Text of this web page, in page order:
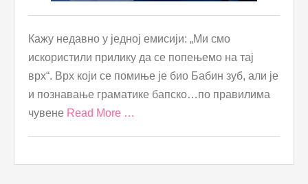
Кажу недавно у једној емисији: „Ми смо
искористили прилику да се попењемо на тај
врх“. Врх који се помиње је био Бабин зуб, али је
и познавање граматике бапско…по правилима
чувене Read More …